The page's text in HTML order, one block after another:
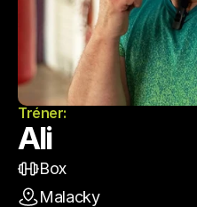
Tréner:
Ali
Box
Malacky